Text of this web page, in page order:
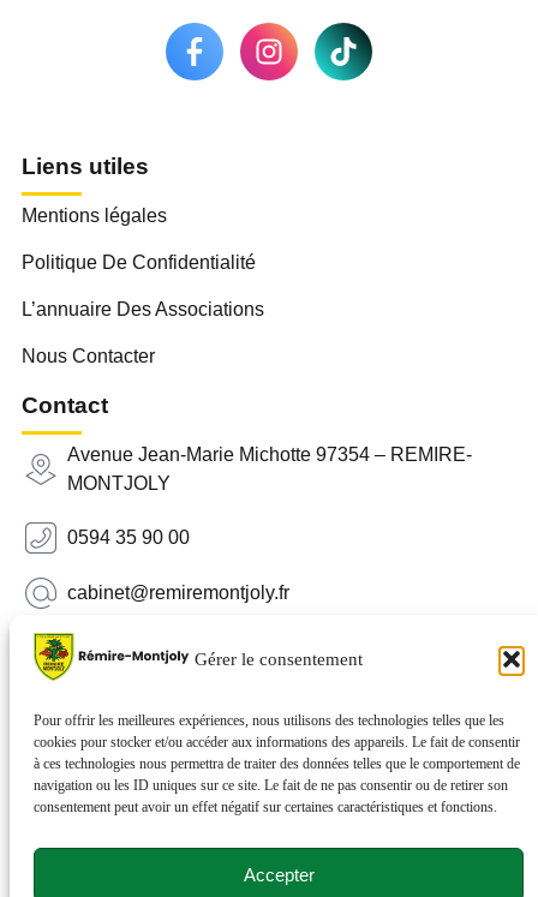
Gérer le consentement
Pour offrir les meilleures expériences, nous utilisons des technologies telles que les
cookies pour stocker et/ou accéder aux informations des appareils. Le fait de consentir
à ces technologies nous permettra de traiter des données telles que le comportement de
navigation ou les ID uniques sur ce site. Le fait de ne pas consentir ou de retirer son
consentement peut avoir un effet négatif sur certaines caractéristiques et fonctions.
Accepter
Liens utiles
Mentions légales
Politique De Confidentialité
L’annuaire Des Associations
Nous Contacter
Contact
Avenue Jean-Marie Michotte 97354 – REMIRE-
MONTJOLY
0594 35 90 00
cabinet@remiremontjoly.fr
Newsletter
nouvelles de votre commune.